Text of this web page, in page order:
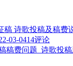
稿 诗歌投稿及稿费
03-0414评论
稿费问题_诗歌投